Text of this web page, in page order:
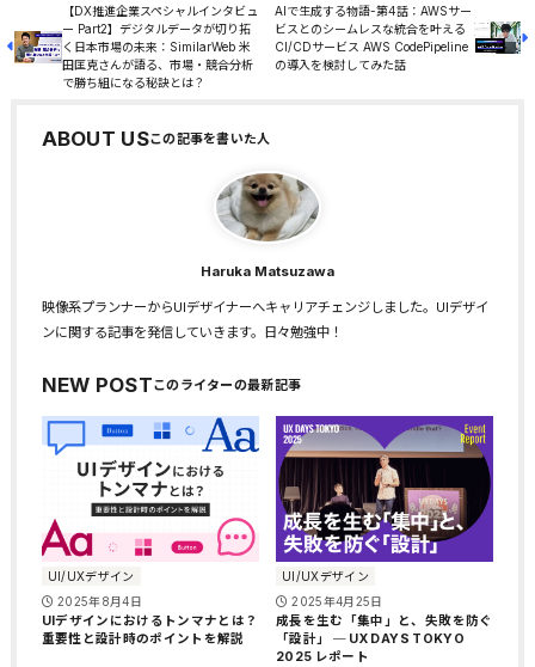
【DX推進企業スペシャルインタビュ
ー Part2】デジタルデータが切り拓
く日本市場の未来：SimilarWeb 米
田匡克さんが語る、市場・競合分析
で勝ち組になる秘訣とは？
AIで生成する物語-第4話：AWSサー
ビスとのシームレスな統合を叶える
CI/CDサービス AWS CodePipeline
の導入を検討してみた話
ABOUT US
Haruka Matsuzawa
映像系プランナーからUIデザイナーへキャリアチェンジしました。UIデザイ
ンに関する記事を発信していきます。日々勉強中！
NEW POST
UI/UXデザイン
2025年8月4日
UIデザインにおけるトンマナとは？
重要性と設計時のポイントを解説
UI/UXデザイン
2025年4月25日
成長を生む「集中」と、失敗を防ぐ
「設計」 ─ UX DAYS TOKYO
2025 レポート